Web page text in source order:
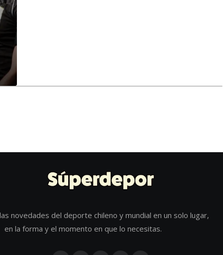
novedades del deporte chileno y mundial en un solo lugar,
en la forma y el momento en que lo necesitas.